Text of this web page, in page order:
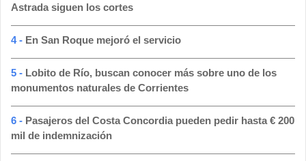
Astrada siguen los cortes
4 - En San Roque mejoró el servicio
5 - Lobito de Río, buscan conocer más sobre uno de los
monumentos naturales de Corrientes
6 - Pasajeros del Costa Concordia pueden pedir hasta € 200
mil de indemnización